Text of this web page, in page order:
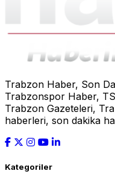
Trabzon Haber, Son
Trabzonspor Haber,
Trabzon Gazeteleri,
haberleri, son dakika
Kategoriler